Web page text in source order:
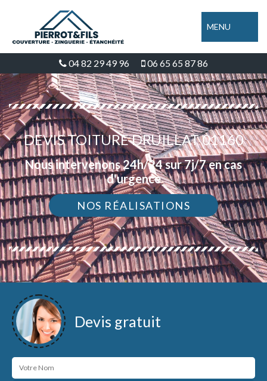
MENU
04 82 29 49 96 06 65 65 87 86
DEVIS TOITURE DRUILLAT 01160
Nous intervenons 24h/24 sur 7j/7 en cas
d'urgence
NOS RÉALISATIONS
Devis gratuit